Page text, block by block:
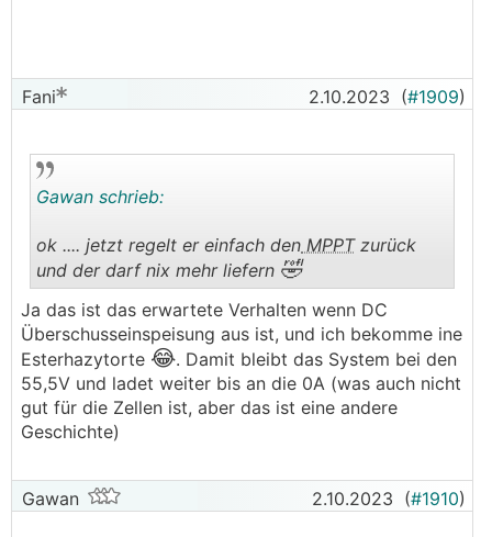
Fani 2.10.2023 (#1909)
..
Gawan schrieb:
ok .... jetzt regelt er einfach den MPPTzurück
und der darf nix mehr liefern 🤣
Ja das ist das erwartete Verhalten wenn DC
Überschusseinspeisung aus ist, und ich bekomme ine
Esterhazytorte 😂. Damit bleibt das System bei den
55,5V und ladet weiter bis an die 0A (was auch nicht
gut für die Zellen ist, aber das ist eine andere
Geschichte)
Gawan 2.10.2023 (#1910)